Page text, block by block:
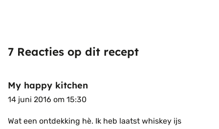
7 Reacties op dit recept
My happy kitchen
14 juni 2016 om 15:30
Wat een ontdekking hè. Ik heb laatst whiskey ijs